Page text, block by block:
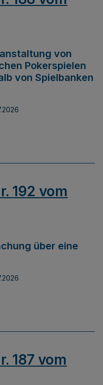
von
Pokerspielen
von Spielbanken
192 vom
über eine
187 vom